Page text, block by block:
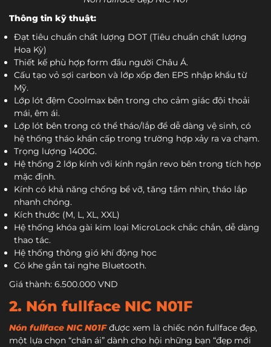
Thông tin kỹ thuật:
Đạt tiêu chuẩn chất lượng DOT (Tiêu chuẩn chất lượng
Hoa Kỳ)
Thiết kế phù hợp form đầu người Châu Á.
Cấu tạo vỏ sợi carbon và lớp xốp đen EPS nhập khẩu từ
Mỹ.
Lớp lót đệm Coolmax bên trong cho cảm giác đội thoải
mái, êm ái.
Lớp lót bên trong có thể tháo/lắp để dễ dàng vệ sinh, có
hệ thống tháo khẩn cấp trong trường hợp xảy ra va chạm.
Trọng lượng 1400G.
Hệ thống 2 lớp kính với kính ngắn revo bên trong tích hợp
mặc định.
Kính có khả năng chống bể vỡ, tăng tầm nhìn, tháo lắp
nhanh chóng.
Kích thước (M, L, XL, XXL)
Hệ thống khóa gài kim loại MicroLock chắc chắn, dễ dàng
thao tác.
Hệ thống thông gió khí động học
Có khe gắn tai nghe Bluetooth.
Giá thành: 6.500.000 VND
2. Nón fullface NIC N01F
Nón fullface NIC N01Fđược xem là chiếc nón fullface đẹp,
một lựa chọn “chân ái” dành cho hội những bạn “đẹp mới